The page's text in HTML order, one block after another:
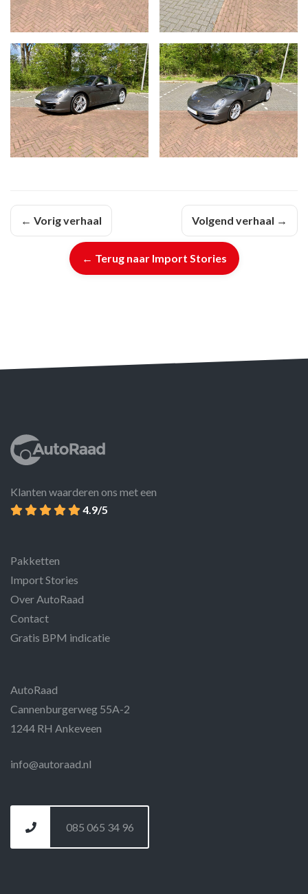
← Vorig verhaal
← Terug naar Import Stories
Volgend verhaal →
Klanten waarderen ons met een
4.9/5
Pakketten
Import Stories
Over AutoRaad
Contact
Gratis BPM indicatie
AutoRaad
Cannenburgerweg 55A-2
1244 RH Ankeveen
info@autoraad.nl
085 065 34 96